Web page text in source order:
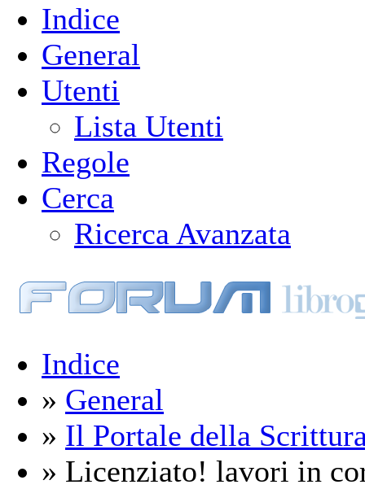
Indice
General
Utenti
Lista Utenti
Regole
Cerca
Ricerca Avanzata
Indice
» General
» Il Portale della
» Licenziato! lavori in